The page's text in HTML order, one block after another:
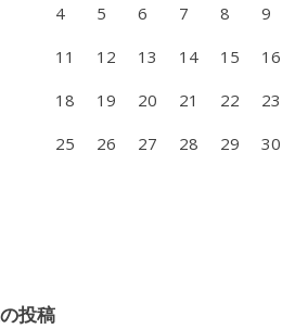
4 5 6 7 8
9
11 12 13 14 15
16
18 19 20 21 22
23
25 26 27 28 29
30
投稿